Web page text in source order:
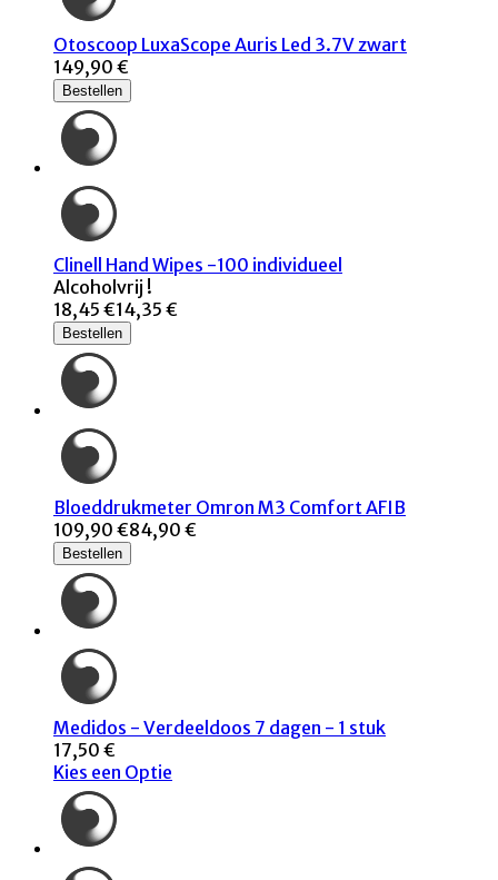
Otoscoop LuxaScope Auris Led 3.7V zwart
149,90 €
Bestellen
Clinell Hand Wipes -100 individueel
Alcoholvrij !
18,45 €14,35 €
Bestellen
Bloeddrukmeter Omron M3 Comfort AFIB
109,90 €84,90 €
Bestellen
Medidos - Verdeeldoos 7 dagen - 1 stuk
17,50 €
Kies een Optie